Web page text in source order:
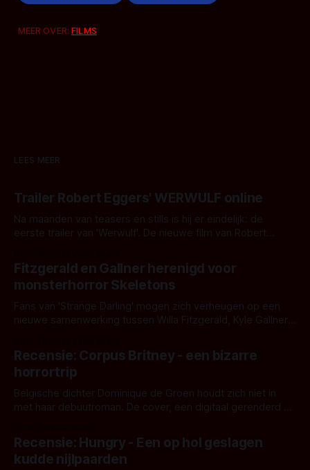
MEER OVER:FILMS
LEES MEER
Trailer Robert Eggers' WERWULF online
Na maanden van teasers en stills is hij er eindelijk: de
eerste trailer van 'Werwulf'. De nieuwe film van Robert
kille stijl vol folklore en mythe. Het topic deze keer is (kon
het het al raden?)... de weerwolf. Kijk je mee?
Fitzgerald en Gallner herenigd voor
monsterhorror Skeletons
Fans van 'Strange Darling' mogen zich verheugen op een
nieuwe samenwerking tussen Willa Fitzgerald, Kyle Gallner
'Skeletons', een nieuwe creature feature waarvoor de
opnames zijn gestart in Australië.
Recensie: Corpus Britney - een bizarre
horrortrip
Belgische dichter Dominique de Groen houdt zich niet in
met haar debuutroman. De cover, een digitaal gerenderd en
achtergrond, belooft iets kleurrijks maar onheilspellends,
iets ongrijpbaars. En dat maakt De Groen met ieder woord
waar.
Recensie: Hungry - Een op hol geslagen
kudde nijlpaarden